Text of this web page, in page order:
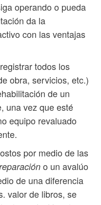
operando o pueda
da la
con las ventajas
todos los
obra, servicios, etc.)
de un
una vez que esté
equipo revaluado
por medio de las
o un avalúo
de una diferencia
valor de libros, se